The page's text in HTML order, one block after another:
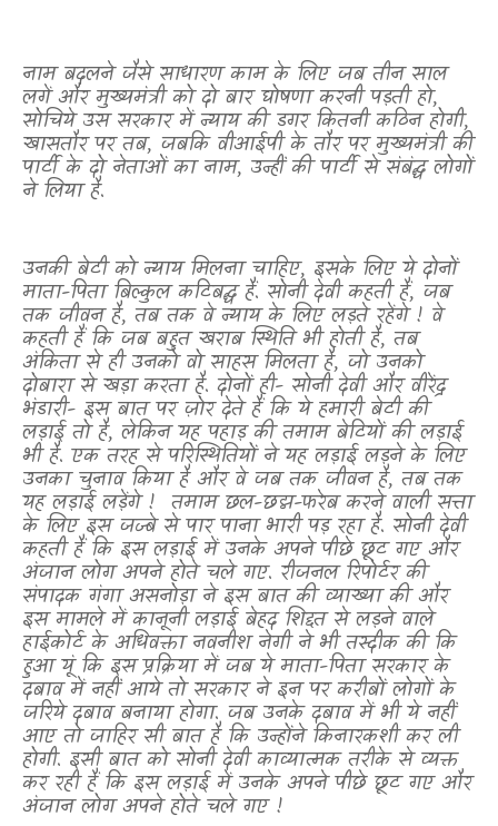
नाम बदलने जैसे साधारण काम के लिए जब तीन साल
लगें और मुख्यमंत्री को दो बार घोषणा करनी पड़ती हो,
सोचिये उस सरकार में न्याय की डगर कितनी कठिन होगी,
खासतौर पर तब, जबकि वीआईपी के तौर पर मुख्यमंत्री की
पार्टी के दो नेताओं का नाम, उन्हीं की पार्टी से संबंद्ध लोगों
ने लिया है.
उनकी बेटी को न्याय मिलना चाहिए, इसके लिए ये दोनों
माता-पिता बिल्कुल कटिबद्ध हैं. सोनी देवी कहती हैं, जब
तक जीवन है, तब तक वे न्याय के लिए लड़ते रहेंगे ! वे
कहती हैं कि जब बहुत खराब स्थिति भी होती है, तब
अंकिता से ही उनको वो साहस मिलता है,जो उनको
दोबारा से खड़ा करता है. दोनों ही- सोनी देवी और वीरेंद्र
भंडारी- इस बात पर ज़ोर देते हैं कि ये हमारी बेटी की
लड़ाई तो है, लेकिन यह पहाड़ की तमाम बेटियों की लड़ाई
भी है. एक तरह से परिस्थितियों ने यह लड़ाई लड़ने के लिए
उनका चुनाव किया है और वे जब तक जीवन है, तब तक
यह लड़ाई लड़ेंगे ! तमाम छल-छद्म-फरेब करने वाली सत्ता
के लिए इस जज्बे से पार पाना भारी पड़ रहा है. सोनी देवी
कहती हैं कि इस लड़ाई में उनके अपने पीछे छूट गए और
अंजान लोग अपने होते चले गए. रीजनल रिपोर्टर की
संपादक गंगा असनोड़ा ने इस बात की व्याख्या की और
इस मामले में कानूनी लड़ाई बेहद शिद्दत से लड़ने वाले
हाईकोर्ट के अधिवक्ता नवनीश नेगी ने भी तस्दीक की कि
हुआ यूं कि इस प्रक्रिया में जब ये माता-पिता सरकार के
दबाव में नहीं आये तो सरकार ने इन पर करीबों लोगों के
जरिये दबाव बनाया होगा. जब उनके दबाव में भी ये नहीं
आए तो जाहिर सी बात है कि उन्होंने किनारकशी कर ली
होगी. इसी बात को सोनी देवी काव्यात्मक तरीके से व्यक्त
कर रही हैं कि इस लड़ाई में उनके अपने पीछे छूट गए और
अंजान लोग अपने होते चले गए !